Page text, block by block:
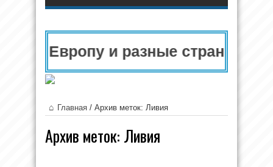
в Европу и разные страны мира
Главная / Архив меток: Ливия
Архив меток: Ливия